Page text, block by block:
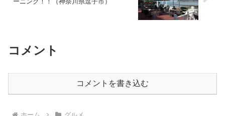
コメント
コメントを書き込む